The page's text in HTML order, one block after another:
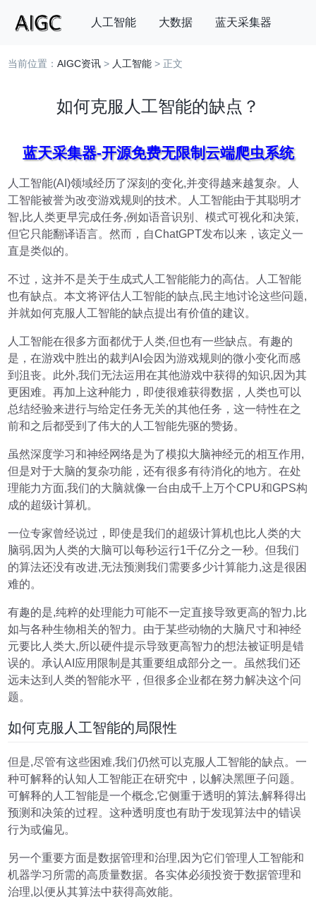
人工智能 大数据 蓝天采集器
搜索
当前位置：AIGC资讯 > 人工智能 > 正文
如何克服人工智能的缺点？
蓝天采集器-开源免费无限制云端爬虫系统
人工智能(AI)领域经历了深刻的变化,并变得越来越复杂。人
工智能被誉为改变游戏规则的技术。人工智能由于其聪明才
智,比人类更早完成任务,例如语音识别、模式可视化和决策,
但它只能翻译语言。然而，自ChatGPT发布以来，该定义一
直是类似的。
不过，这并不是关于生成式人工智能能力的高估。人工智能
也有缺点。本文将评估人工智能的缺点,民主地讨论这些问题,
并就如何克服人工智能的缺点提出有价值的建议。
人工智能在很多方面都优于人类,但也有一些缺点。有趣的
是，在游戏中胜出的裁判AI会因为游戏规则的微小变化而感
到沮丧。此外,我们无法运用在其他游戏中获得的知识,因为其
更困难。再加上这种能力，即使很难获得数据，人类也可以
总结经验来进行与给定任务无关的其他任务，这一特性在之
前和之后都受到了伟大的人工智能先驱的赞扬。
虽然深度学习和神经网络是为了模拟大脑神经元的相互作用,
但是对于大脑的复杂功能，还有很多有待消化的地方。在处
理能力方面,我们的大脑就像一台由成千上万个CPU和GPS构
成的超级计算机。
一位专家曾经说过，即使是我们的超级计算机也比人类的大
脑弱,因为人类的大脑可以每秒运行1千亿分之一秒。但我们
的算法还没有改进,无法预测我们需要多少计算能力,这是很困
难的。
有趣的是,纯粹的处理能力可能不一定直接导致更高的智力,比
如与各种生物相关的智力。由于某些动物的大脑尺寸和神经
元要比人类大,所以硬件提示导致更高智力的想法被证明是错
误的。承认AI应用限制是其重要组成部分之一。虽然我们还
远未达到人类的智能水平，但很多企业都在努力解决这个问
题。
如何克服人工智能的局限性
但是,尽管有这些困难,我们仍然可以克服人工智能的缺点。一
种可解释的认知人工智能正在研究中，以解决黑匣子问题。
可解释的人工智能是一个概念,它侧重于透明的算法,解释得出
预测和决策的过程。这种透明度也有助于发现算法中的错误
行为或偏见。
另一个重要方面是数据管理和治理,因为它们管理人工智能和
机器学习所需的高质量数据。各实体必须投资于数据管理和
治理,以便从其算法中获得高效能。